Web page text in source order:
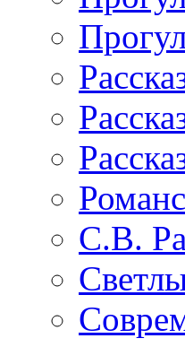
С.В.